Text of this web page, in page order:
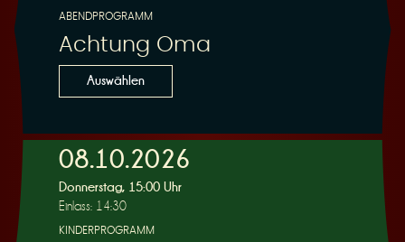
i
e
ABENDPROGRAMM
Achtung Oma
Auswählen
08.10.2026
Donnerstag, 15:00 Uhr
Einlass: 14:30
KINDERPROGRAMM